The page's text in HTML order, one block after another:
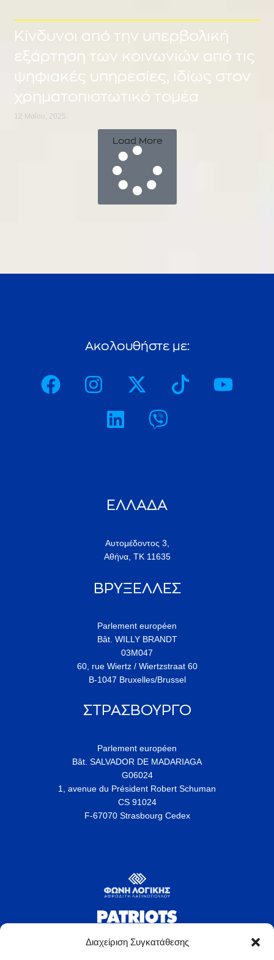
Διαχείριση Συγκατάθεσης
Κίνδυνοι από την υπερβολική
εξάρτηση των κοινωνιών από τις
ψηφιακές υπηρεσίες, ιδίως στον
χρηματοπιστωτικό τομέα
12 Μαΐου, 2025
Load More
ΕΛΛΑΔΑ
Αυτομέδοντος 3,
Αθήνα, ΤΚ 11635
ΒΡΥΞΕΛΛΕΣ
Parlement européen
Bât. WILLY BRANDT
03M047
60, rue Wiertz / Wiertzstraat 60
B-1047 Bruxelles/Brussel
ΣΤΡΑΣΒΟΥΡΓΟ
Parlement européen
Bât. SALVADOR DE MADARIAGA
G06024
1, avenue du Président Robert Schuman
CS 91024
F-67070 Strasbourg Cedex